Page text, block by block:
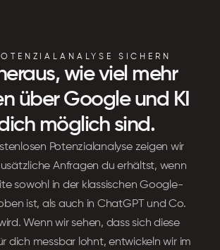
SICHERN
wie viel mehr
über Google und KI
möglich sind.
Potenzialanalyse zeigen wir
Anfragen du erhältst, wenn
sowohl in der klassischen Google-
ist, als auch in ChatGPT und Co.
Wenn wir sehen, dass sich diese
dich messbar lohnt, entwickeln wir im